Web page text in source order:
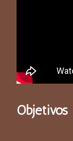
Objetivos